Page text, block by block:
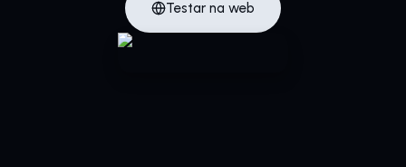
Testar na web